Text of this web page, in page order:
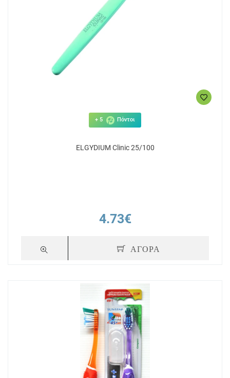
+ 5 Πόντοι
ELGYDIUM Clinic 25/100
4.73€
ΑΓΟΡΑ